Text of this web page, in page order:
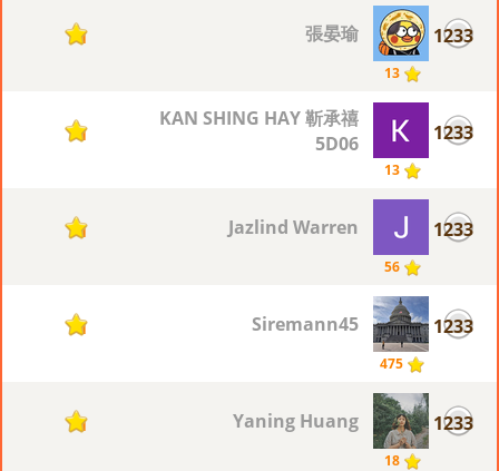
1233
13
張晏瑜
1
1233
13
KAN SHING HAY 靳承禧
5D06
1
1233
56
Jazlind Warren
1
1233
475
Siremann45
1
1233
18
Yaning Huang
1